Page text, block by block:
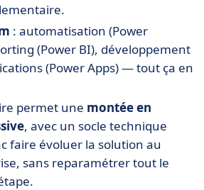
: automatisation (Power
(Power BI), développement
(Power Apps) — tout ça en
permet une montée en
, avec un socle technique
faire évoluer la solution au
sans reparamétrer tout le